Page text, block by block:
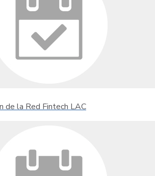
de la Red Fintech LAC